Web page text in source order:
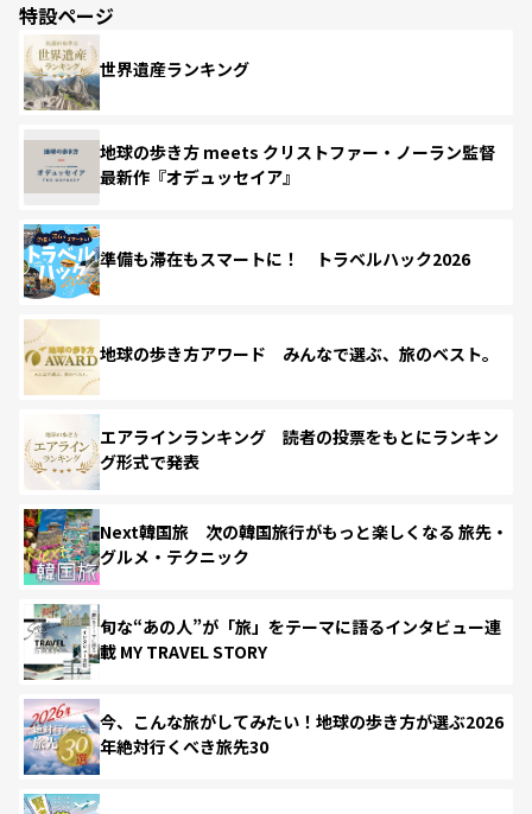
特設ページ
世界遺産ランキング
地球の歩き方 meets クリストファー・ノーラン監督
最新作『オデュッセイア』
準備も滞在もスマートに！ トラベルハック2026
地球の歩き方アワード みんなで選ぶ、旅のベスト。
エアラインランキング 読者の投票をもとにランキン
グ形式で発表
Next韓国旅 次の韓国旅行がもっと楽しくなる 旅先・
グルメ・テクニック
旬な“あの人”が「旅」をテーマに語るインタビュー連
載 MY TRAVEL STORY
今、こんな旅がしてみたい！地球の歩き方が選ぶ2026
年絶対行くべき旅先30